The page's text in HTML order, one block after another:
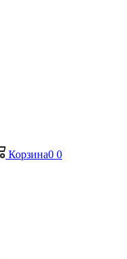
Корзина0 0